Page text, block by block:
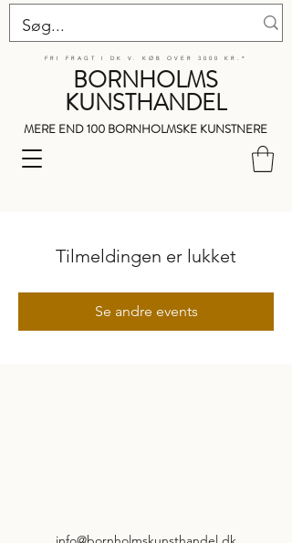
BORNHOLMS
KUNSTHANDEL
MERE END 100 BORNHOLMSKE KUNSTNERE
FRI FRAGT I DK V. KØB OVER 3000 KR.*
Tilmeldingen er lukket
Se andre events